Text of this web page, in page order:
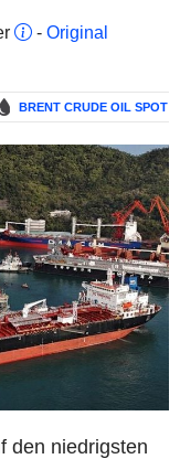
- Original
BRENT CRUDE OIL SPOT
den niedrigsten